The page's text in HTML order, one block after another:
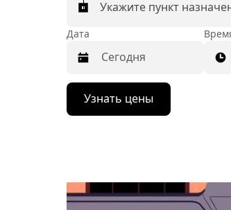
Укажите пункт
Дата
Нажмите
стрелку
вниз,
выбрать
дату.
Узнать цены